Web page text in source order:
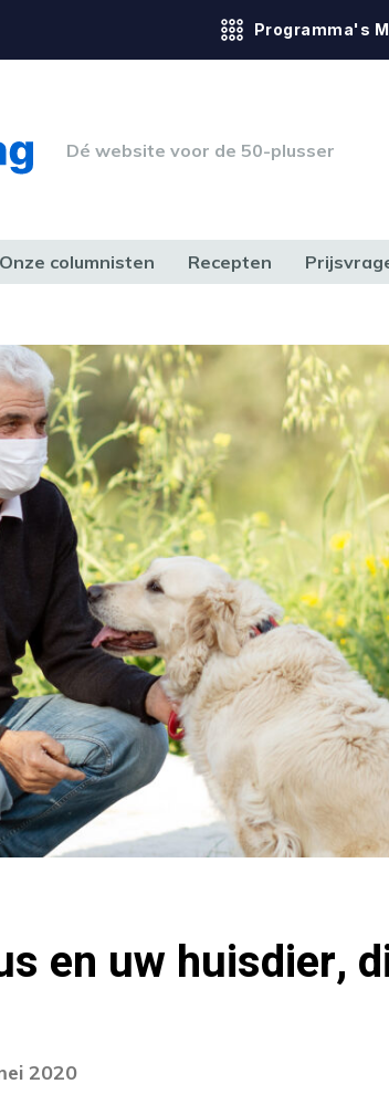
Programma's
Dé website voor de 50-plusser
Onze columnisten Recepten
en uw huisdier,
2020